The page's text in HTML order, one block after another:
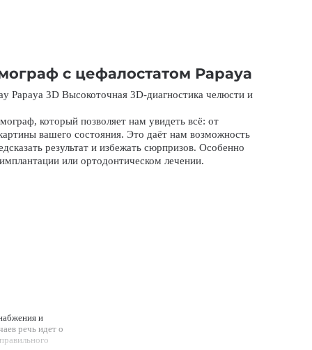
с цефалостатом Рарауа
Papaya 3D Высокоточная 3D-диагностика челюсти и
который позволяет нам увидеть всё: от
вашего состояния. Это даёт нам возможность
результат и избежать сюрпризов. Особенно
или ортодонтическом лечении.
и
речь идет о